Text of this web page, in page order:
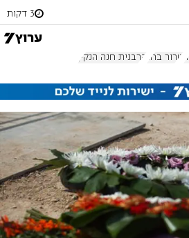
3 דקות
טרור בחג הרבנית חנה הנקין